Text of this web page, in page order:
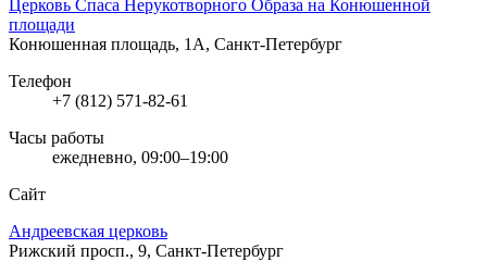
Церковь Спаса Нерукотворного Образа на Конюшенной
площади
Конюшенная площадь, 1А, Санкт-Петербург
Телефон
+7 (812) 571-82-61
Часы работы
ежедневно, 09:00–19:00
Сайт
Андреевская церковь
Рижский просп., 9, Санкт-Петербург